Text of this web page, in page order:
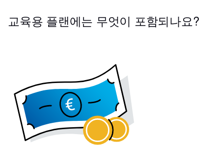
교육용 플랜에는 무엇이 포함되나요?